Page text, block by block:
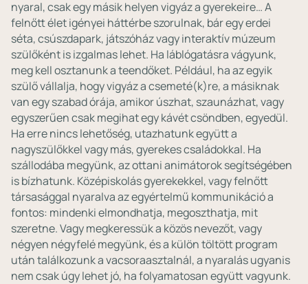
nyaral, csak egy másik helyen vigyáz a gyerekeire… A
felnőtt élet igényei háttérbe szorulnak, bár egy erdei
séta, csúszdapark, játszóház vagy interaktív múzeum
szülőként is izgalmas lehet. Ha láblógatásra vágyunk,
meg kell osztanunk a teendőket. Például, ha az egyik
szülő vállalja, hogy vigyáz a csemeté(k)re, a másiknak
van egy szabad órája, amikor úszhat, szaunázhat, vagy
egyszerűen csak megihat egy kávét csöndben, egyedül.
Ha erre nincs lehetőség, utazhatunk együtt a
nagyszülőkkel vagy más, gyerekes családokkal. Ha
szállodába megyünk, az ottani animátorok segítségében
is bízhatunk. Középiskolás gyerekekkel, vagy felnőtt
társasággal nyaralva az egyértelmű kommunikáció a
fontos: mindenki elmondhatja, megoszthatja, mit
szeretne. Vagy megkeressük a közös nevezőt, vagy
négyen négyfelé megyünk, és a külön töltött program
után találkozunk a vacsoraasztalnál, a nyaralás ugyanis
nem csak úgy lehet jó, ha folyamatosan együtt vagyunk.